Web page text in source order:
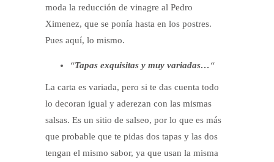
moda la reducción de vinagre al Pedro
Ximenez, que se ponía hasta en los postres.
Pues aquí, lo mismo.
“Tapas exquisitas y muy variadas… “
La carta es variada, pero si te das cuenta todo
lo decoran igual y aderezan con las mismas
salsas. Es un sitio de salseo, por lo que es más
que probable que te pidas dos tapas y las dos
tengan el mismo sabor, ya que usan la misma